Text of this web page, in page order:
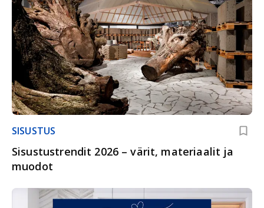
SISUSTUS
Sisustustrendit 2026 – värit, materiaalit ja
muodot